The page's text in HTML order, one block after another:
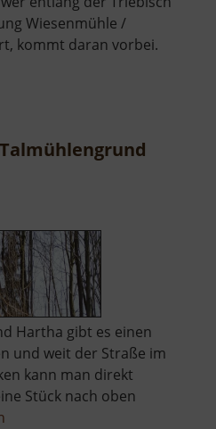
Wiesenmühle /
kommt daran vorbei.
Hartha gibt es einen
und weit der Straße im
kann man direkt
Stück nach oben